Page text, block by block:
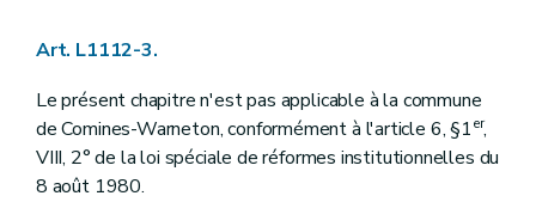
Art. L1124-3
Art. L1124-4
Art. L1124-5
Art. L1124-6
Art. L1112-3.
Le présent chapitre n'est pas applicable à la commune
de Comines-Warneton, conformément à l'article 6, §1er,
VIII, 2° de la loi spéciale de réformes institutionnelles du
8 août 1980.